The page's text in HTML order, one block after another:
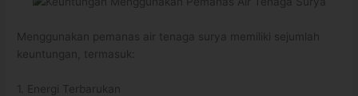
Menggunakan pemanas air tenaga surya memiliki sejumlah
keuntungan, termasuk:
1. Energi Terbarukan